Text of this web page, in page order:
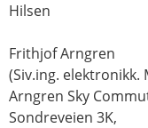
Hilsen
Frithjof Arngren
(Siv.ing. elektronikk.
Arngren Sky
Sondreveien 3K,